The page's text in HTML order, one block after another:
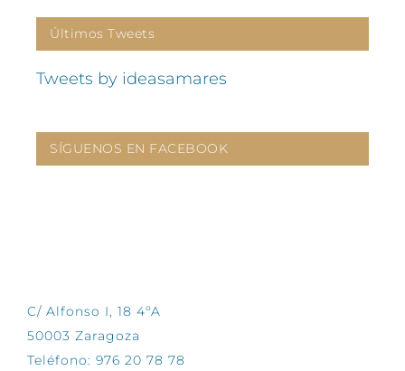
Últimos Tweets
Tweets by ideasamares
SÍGUENOS EN FACEBOOK
C/ Alfonso I, 18 4ºA
50003 Zaragoza
Teléfono: 976 20 78 78